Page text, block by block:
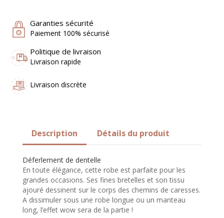
Garanties sécurité
Paiement 100% sécurisé
Politique de livraison
Livraison rapide
Livraison discrète
Description Détails du produit
Déferlement de dentelle
En toute élégance, cette robe est parfaite pour les
grandes occasions. Ses fines bretelles et son tissu
ajouré dessinent sur le corps des chemins de caresses.
A dissimuler sous une robe longue ou un manteau
long, l’effet wow sera de la partie !